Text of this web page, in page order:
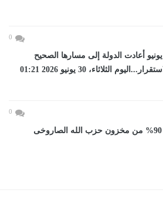
0
برلماني: ثورة 30 يونيو أعادت الدولة إلى مسارها الصحيح
ورسخت دعائم الاستقرار...اليوم الثلاثاء، 30 يونيو 2026 01:21
0